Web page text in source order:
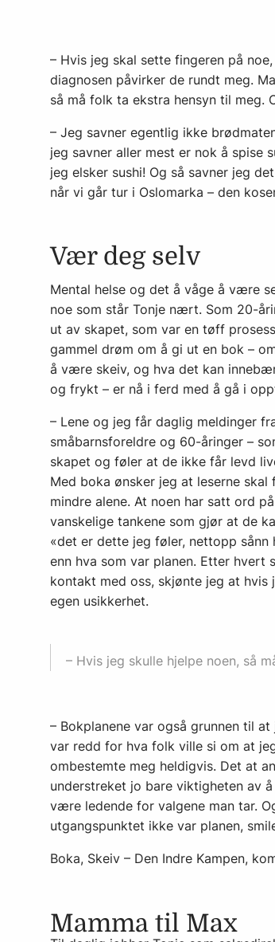
– Hvis jeg skal sette fingeren på
diagnosen påvirker de rundt meg.
så må folk ta ekstra hensyn til
– Jeg savner egentlig ikke
jeg savner aller mest er nok å spise
jeg elsker sushi! Og så savner jeg
når vi går tur i Oslomarka – den
Vær deg selv
Mental helse og det å våge å være
noe som står Tonje nært. Som 20-
ut av skapet, som var en tøff
gammel drøm om å gi ut en bok –
å være skeiv, og hva det kan
og frykt – er nå i ferd med å gå i
– Lene og jeg får daglig meldinger
småbarnsforeldre og 60-åringer –
skapet og føler at de ikke får levd
Med boka ønsker jeg at leserne skal
mindre alene. At noen har satt ord
vanskelige tankene som gjør at de
«det er dette jeg føler, nettopp
enn hva som var planen. Etter hvert
kontakt med oss, skjønte jeg at hvis
egen usikkerhet.
– Hvis jeg skulle hjelpe noen, så
– Bokplanene var også grunnen til
var redd for hva folk ville si om at
ombestemte meg heldigvis. Det at
understreket jo bare viktigheten av
være ledende for valgene man tar.
utgangspunktet ikke var planen,
Boka, Skeiv – Den Indre Kampen,
Mamma til Max